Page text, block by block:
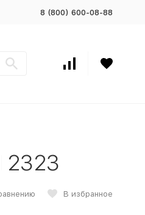
8 (800) 600-08-88
2323
В избранное